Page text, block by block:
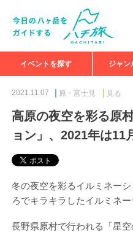
イベントを探す ジャン
2021.11.07 原・富士見 見る
高原の夜空を彩る原
ョン」、2021年は11
冬の夜空を彩るイルミネー
ろでキラキラしたイルミネー
長野県原村で行われる「星